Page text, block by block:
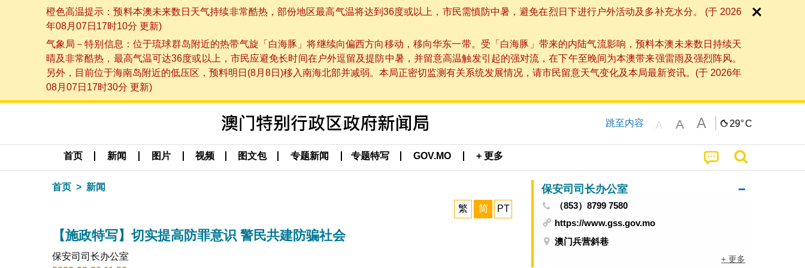
橙色高温提示：预料本澳未来数日天气持续非常酷热，部份地区最高气温将达到36度或以上，市民需慎防中暑，避免在烈日下进行户外活动及多补充水分。 (于 2026
年08月07日17时10分 更新)
气象局－特别信息：位于琉球群岛附近的热带气旋「白海豚」将继续向偏西方向移动，移向华东一带。受「白海豚」带来的内陆气流影响，预料本澳未来数日持续天
晴及非常酷热，最高气温可达36度或以上，市民应避免长时间在户外逗留及提防中暑，并留意高温触发引起的强对流，在下午至晚间为本澳带来强雷雨及强烈阵风。
另外，目前位于海南岛附近的低压区，预料明日(8月8日)移入南海北部并减弱。本局正密切监测有关系统发展情况，请市民留意天气变化及本局最新资讯。(于 2026年
08月07日17时30分 更新)
跳至内容 A A A 29°C
首页 新闻 图片 视频 图文包 专题新闻 专题特写 GOV.MO + 更多
首页 新闻
繁 简 PT
【施政特写】切实提高防罪意识 警民共建防骗社会
保安司司长办公室
保安司司长办公室
（853）8799 7580
https://www.gss.gov.mo
澳门兵营斜巷
+ 更多